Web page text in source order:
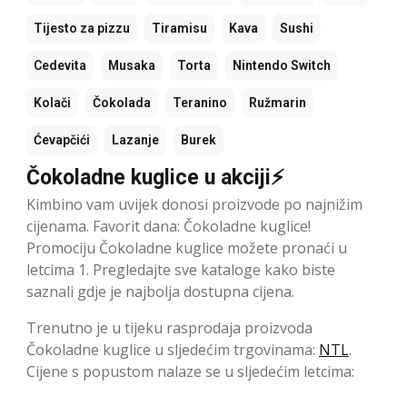
Tijesto za pizzu Tiramisu Kava Sushi
Cedevita Musaka Torta Nintendo Switch
Kolači Čokolada Teranino Ružmarin
Ćevapčići Lazanje Burek
Čokoladne kuglice u akciji⚡
Kimbino vam uvijek donosi proizvode po najnižim
cijenama. Favorit dana: Čokoladne kuglice!
Promociju Čokoladne kuglice možete pronaći u
letcima 1. Pregledajte sve kataloge kako biste
saznali gdje je najbolja dostupna cijena.
Trenutno je u tijeku rasprodaja proizvoda
Čokoladne kuglice u sljedećim trgovinama: NTL.
Cijene s popustom nalaze se u sljedećim letcima: